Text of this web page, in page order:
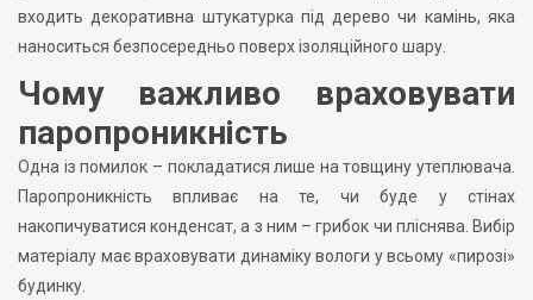
входить декоративна штукатурка під дерево чи камінь, яка
наноситься безпосередньо поверх ізоляційного шару.
Чому важливо враховувати
паропроникність
Одна із помилок – покладатися лише на товщину утеплювача.
Паропроникність впливає на те, чи буде у стінах
накопичуватися конденсат, а з ним – грибок чи пліснява. Вибір
матеріалу має враховувати динаміку вологи у всьому «пирозі»
будинку.